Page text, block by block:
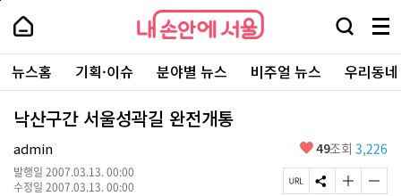
본
로
가
내
손
안
에
서
울
-
서
울
시
대
표
내
손
에
울
검
창
열
기
메
뉴
전
체
보
주
요
서
뉴스홈 기획·이슈 분야별 뉴스 비주얼 뉴스 우리동
낙산구간 서울성곽길 완전개통
admin
발행일 2007.03.13. 00:00
수정일 2007.03.13. 00:00
좋
요
49조회 3,226
페 S 글 글
페
상
단
로